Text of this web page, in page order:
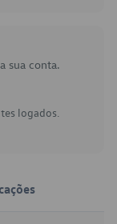
sua conta.
logados.